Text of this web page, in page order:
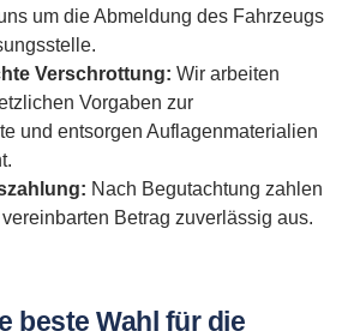
um die Abmeldung des Fahrzeugs
Verschrottung: Wir arbeiten
Vorgaben zur
und entsorgen Auflagenmaterialien
Nach Begutachtung zahlen
Betrag zuverlässig aus.
beste Wahl für die